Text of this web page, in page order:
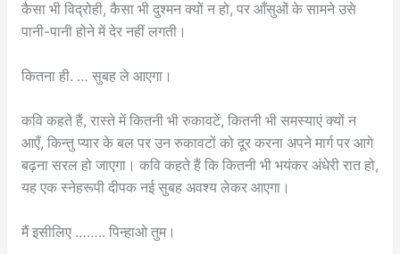
कैसा भी विद्रोही, कैसा भी दुश्मन क्यों न हो, पर आँसुओं के सामने उसे
पानी-पानी होने में देर नहीं लगती।
कितना ही. … सुबह ले आएगा।
कवि कहते हैं, रास्ते में कितनी भी रुकावटें, कितनी भी समस्याएं क्यों न
आएँ, किन्तु प्यार के बल पर उन रुकावटों को दूर करना अपने मार्ग पर आगे
बढ़ना सरल हो जाएगा। कवि कहते हैं कि कितनी भी भयंकर अंधेरी रात हो,
यह एक स्नेहरूपी दीपक नई सुबह अवश्य लेकर आएगा।
मैं इसीलिए …….. पिन्हाओ तुम।